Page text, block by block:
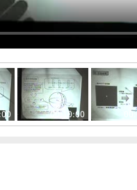
00:10:00